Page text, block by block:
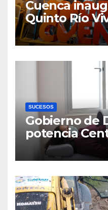
Cuenca
Quinto Río
la defensa
agua
SUCESOS
Gobierno de
potencia
Infantil y
Cuenca con